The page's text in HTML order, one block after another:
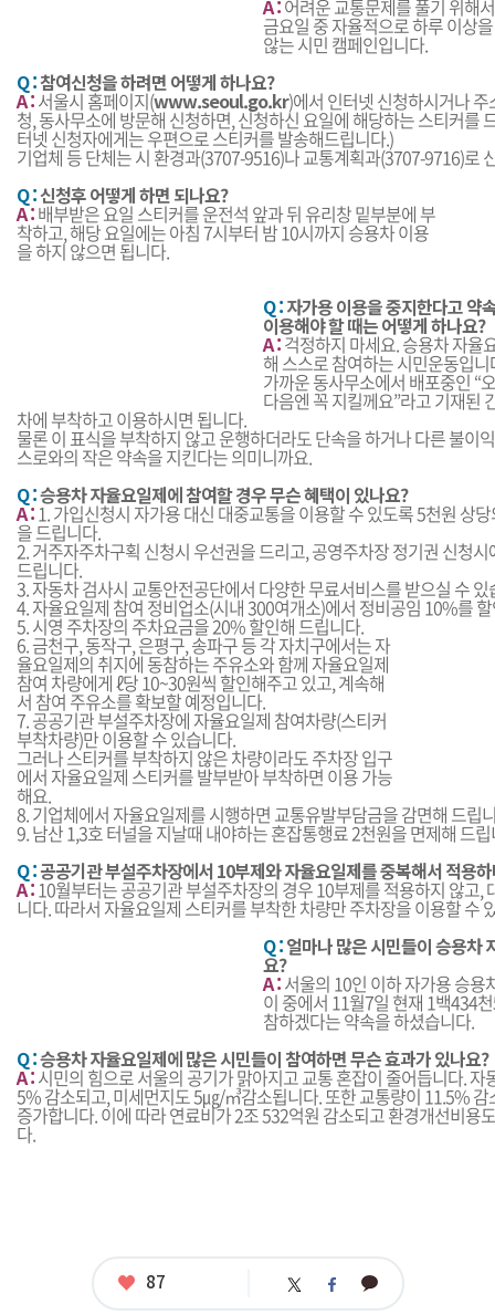
A :어려운 교통문제를 풀기 위해
금요일 중 자율적으로 하루 이상
않는 시민 캠페인입니다.
Q :참여신청을 하려면 어떻게 하나요?
A :서울시 홈페이지(www.seoul.go.kr)에서 인터넷 신청하시거나
청, 동사무소에 방문해 신청하면, 신청하신 요일에 해당하는 스티커를
터넷 신청자에게는 우편으로 스티커를 발송해드립니다.)
기업체 등 단체는 시 환경과(3707-9516)나 교통계획과(3707-9716)로
Q :신청후 어떻게 하면 되나요?
A :배부받은 요일 스티커를 운전석 앞과 뒤 유리창 밑부분에 부
착하고, 해당 요일에는 아침 7시부터 밤 10시까지 승용차 이용
을 하지 않으면 됩니다.
Q :자가용 이용을 중지한다고 약
이용해야 할 때는 어떻게 하나요?
A :걱정하지 마세요. 승용차 자율
해 스스로 참여하는 시민운동입니
가까운 동사무소에서 배포중인 “
다음엔 꼭 지킬께요”라고 기재된
차에 부착하고 이용하시면 됩니다.
물론 이 표식을 부착하지 않고 운행하더라도 단속을 하거나 다른 불이
스로와의 작은 약속을 지킨다는 의미니까요.
Q :승용차 자율요일제에 참여할 경우 무슨 혜택이 있나요?
A :1. 가입신청시 자가용 대신 대중교통을 이용할 수 있도록 5천원 상
을 드립니다.
2. 거주자주차구획 신청시 우선권을 드리고, 공영주차장 정기권 신청
드립니다.
3. 자동차 검사시 교통안전공단에서 다양한 무료서비스를 받으실 수 있
4. 자율요일제 참여 정비업소(시내 300여개소)에서 정비공임 10%를
5. 시영 주차장의 주차요금을 20% 할인해 드립니다.
6. 금천구, 동작구, 은평구, 송파구 등 각 자치구에서는 자
율요일제의 취지에 동참하는 주유소와 함께 자율요일제
참여 차량에게 ℓ당 10~30원씩 할인해주고 있고, 계속해
서 참여 주유소를 확보할 예정입니다.
7. 공공기관 부설주차장에 자율요일제 참여차량(스티커
부착차량)만 이용할 수 있습니다.
그러나 스티커를 부착하지 않은 차량이라도 주차장 입구
에서 자율요일제 스티커를 발부받아 부착하면 이용 가능
해요.
8. 기업체에서 자율요일제를 시행하면 교통유발부담금을 감면해 드립
9. 남산 1,3호 터널을 지날때 내야하는 혼잡통행료 2천원을 면제해 드
Q :공공기관 부설주차장에서 10부제와 자율요일제를 중복해서 적용
A :10월부터는 공공기관 부설주차장의 경우 10부제를 적용하지 않고,
니다. 따라서 자율요일제 스티커를 부착한 차량만 주차장을 이용할 수
Q :얼마나 많은 시민들이 승용차
요?
A :서울의 10인 이하 자가용 승
이 중에서 11월7일 현재 1백434
참하겠다는 약속을 하셨습니다.
Q :승용차 자율요일제에 많은 시민들이 참여하면 무슨 효과가 있나요?
A :시민의 힘으로 서울의 공기가 맑아지고 교통 혼잡이 줄어듭니다. 자
5% 감소되고, 미세먼지도 5㎍/㎥감소됩니다. 또한 교통량이 11.5%
증가합니다. 이에 따라 연료비가 2조 532억원 감소되고 환경개선비용
다.
좋
87 트 페 카